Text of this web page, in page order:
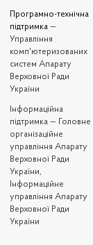
Програмно-технічна
підтримка —
Управління
комп'ютеризованих
систем Апарату
Верховної Ради
України
Iнформаційна
підтримка — Головне
організаційне
управління Апарату
Верховної Ради
України,
Інформаційне
управління Апарату
Верховної Ради
України